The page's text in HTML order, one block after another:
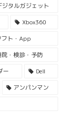
ジタルガジェット
Xbox360
フト・App
院・検診・予防
ー
Dell
アンパンマン